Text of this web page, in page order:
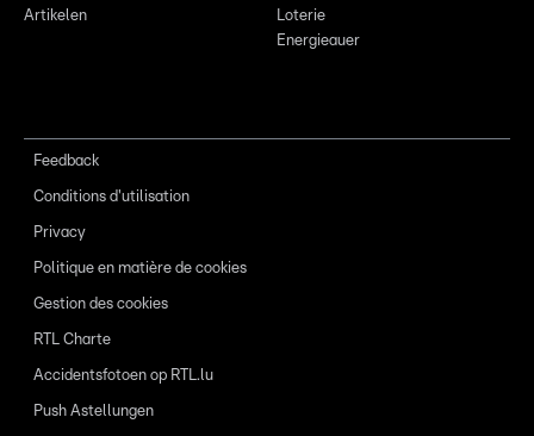
Artikelen
Loterie
Energieauer
Feedback
Conditions d'utilisation
Privacy
Politique en matière de cookies
Gestion des cookies
RTL Charte
Accidentsfotoen op RTL.lu
Push Astellungen